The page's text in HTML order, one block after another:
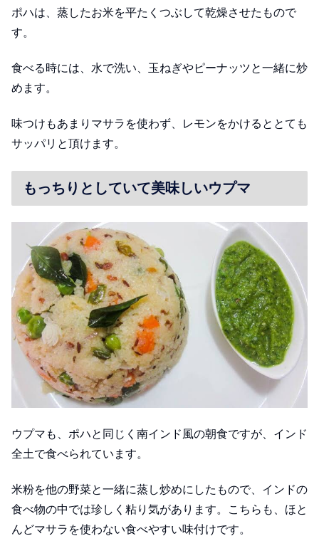
ポハは、蒸したお米を平たくつぶして乾燥させたもので
す。
食べる時には、水で洗い、玉ねぎやピーナッツと一緒に炒
めます。
味つけもあまりマサラを使わず、レモンをかけるととても
サッパリと頂けます。
もっちりとしていて美味しいウプマ
ウプマも、ポハと同じく南インド風の朝食ですが、インド
全土で食べられています。
米粉を他の野菜と一緒に蒸し炒めにしたもので、インドの
食べ物の中では珍しく粘り気があります。こちらも、ほと
んどマサラを使わない食べやすい味付けです。